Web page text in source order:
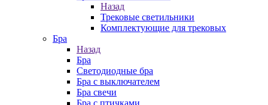
Назад
Трековые светильники
Комплектующие для трековых
Бра
Назад
Бра
Светодиодные бра
Бра с выключателем
Бра свечи
Бра с птичками